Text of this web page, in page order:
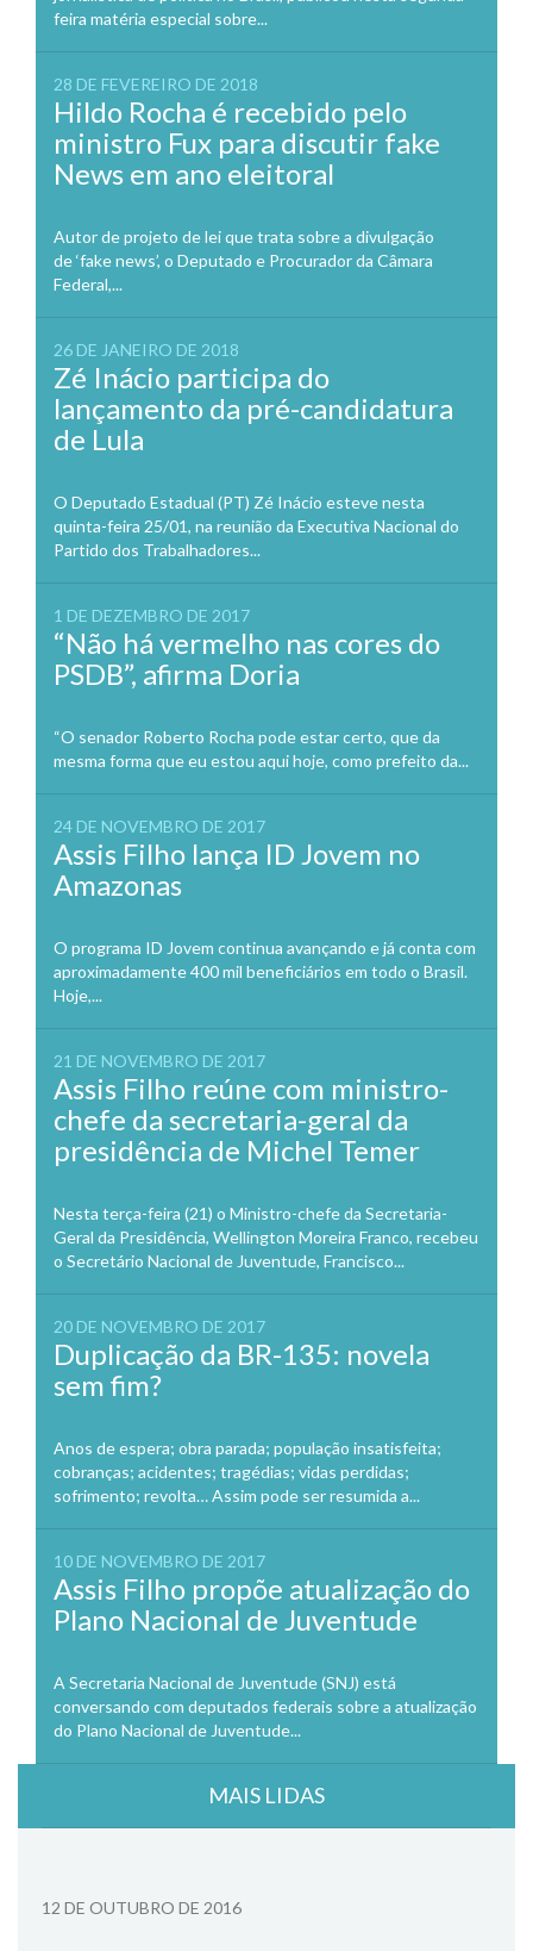
feira matéria especial sobre...
28 DE FEVEREIRO DE 2018
Hildo Rocha é recebido pelo
ministro Fux para discutir fake
News em ano eleitoral
Autor de projeto de lei que trata sobre a divulgação
de ‘fake news’, o Deputado e Procurador da Câmara
Federal,...
26 DE JANEIRO DE 2018
Zé Inácio participa do
lançamento da pré-candidatura
de Lula
O Deputado Estadual (PT) Zé Inácio esteve nesta
quinta-feira 25/01, na reunião da Executiva Nacional do
Partido dos Trabalhadores...
1 DE DEZEMBRO DE 2017
“Não há vermelho nas cores do
PSDB”, afirma Doria
“O senador Roberto Rocha pode estar certo, que da
mesma forma que eu estou aqui hoje, como prefeito da...
24 DE NOVEMBRO DE 2017
Assis Filho lança ID Jovem no
Amazonas
O programa ID Jovem continua avançando e já conta com
aproximadamente 400 mil beneficiários em todo o Brasil.
Hoje,...
21 DE NOVEMBRO DE 2017
Assis Filho reúne com ministro-
chefe da secretaria-geral da
presidência de Michel Temer
Nesta terça-feira (21) o Ministro-chefe da Secretaria-
Geral da Presidência, Wellington Moreira Franco, recebeu
o Secretário Nacional de Juventude, Francisco...
20 DE NOVEMBRO DE 2017
Duplicação da BR-135: novela
sem fim?
Anos de espera; obra parada; população insatisfeita;
cobranças; acidentes; tragédias; vidas perdidas;
sofrimento; revolta… Assim pode ser resumida a...
10 DE NOVEMBRO DE 2017
Assis Filho propõe atualização do
Plano Nacional de Juventude
A Secretaria Nacional de Juventude (SNJ) está
conversando com deputados federais sobre a atualização
do Plano Nacional de Juventude...
MAIS LIDAS
12 DE OUTUBRO DE 2016